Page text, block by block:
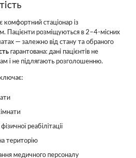
комфортний стаціонар із
Пацієнти розміщуються в 2–4-місних
— залежно від стану та обраного
гарантована: дані пацієнтів не
і не підлягають розголошенню.
реабілітації
територію
медичного персоналу